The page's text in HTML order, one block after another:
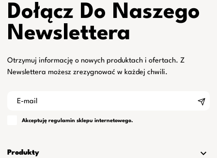
Dołącz Do Naszego
Newslettera
Otrzymuj informację o nowych produktach i ofertach. Z
Newslettera możesz zrezygnować w każdej chwili.
Akceptuję regulamin sklepu internetowego.
Produkty 